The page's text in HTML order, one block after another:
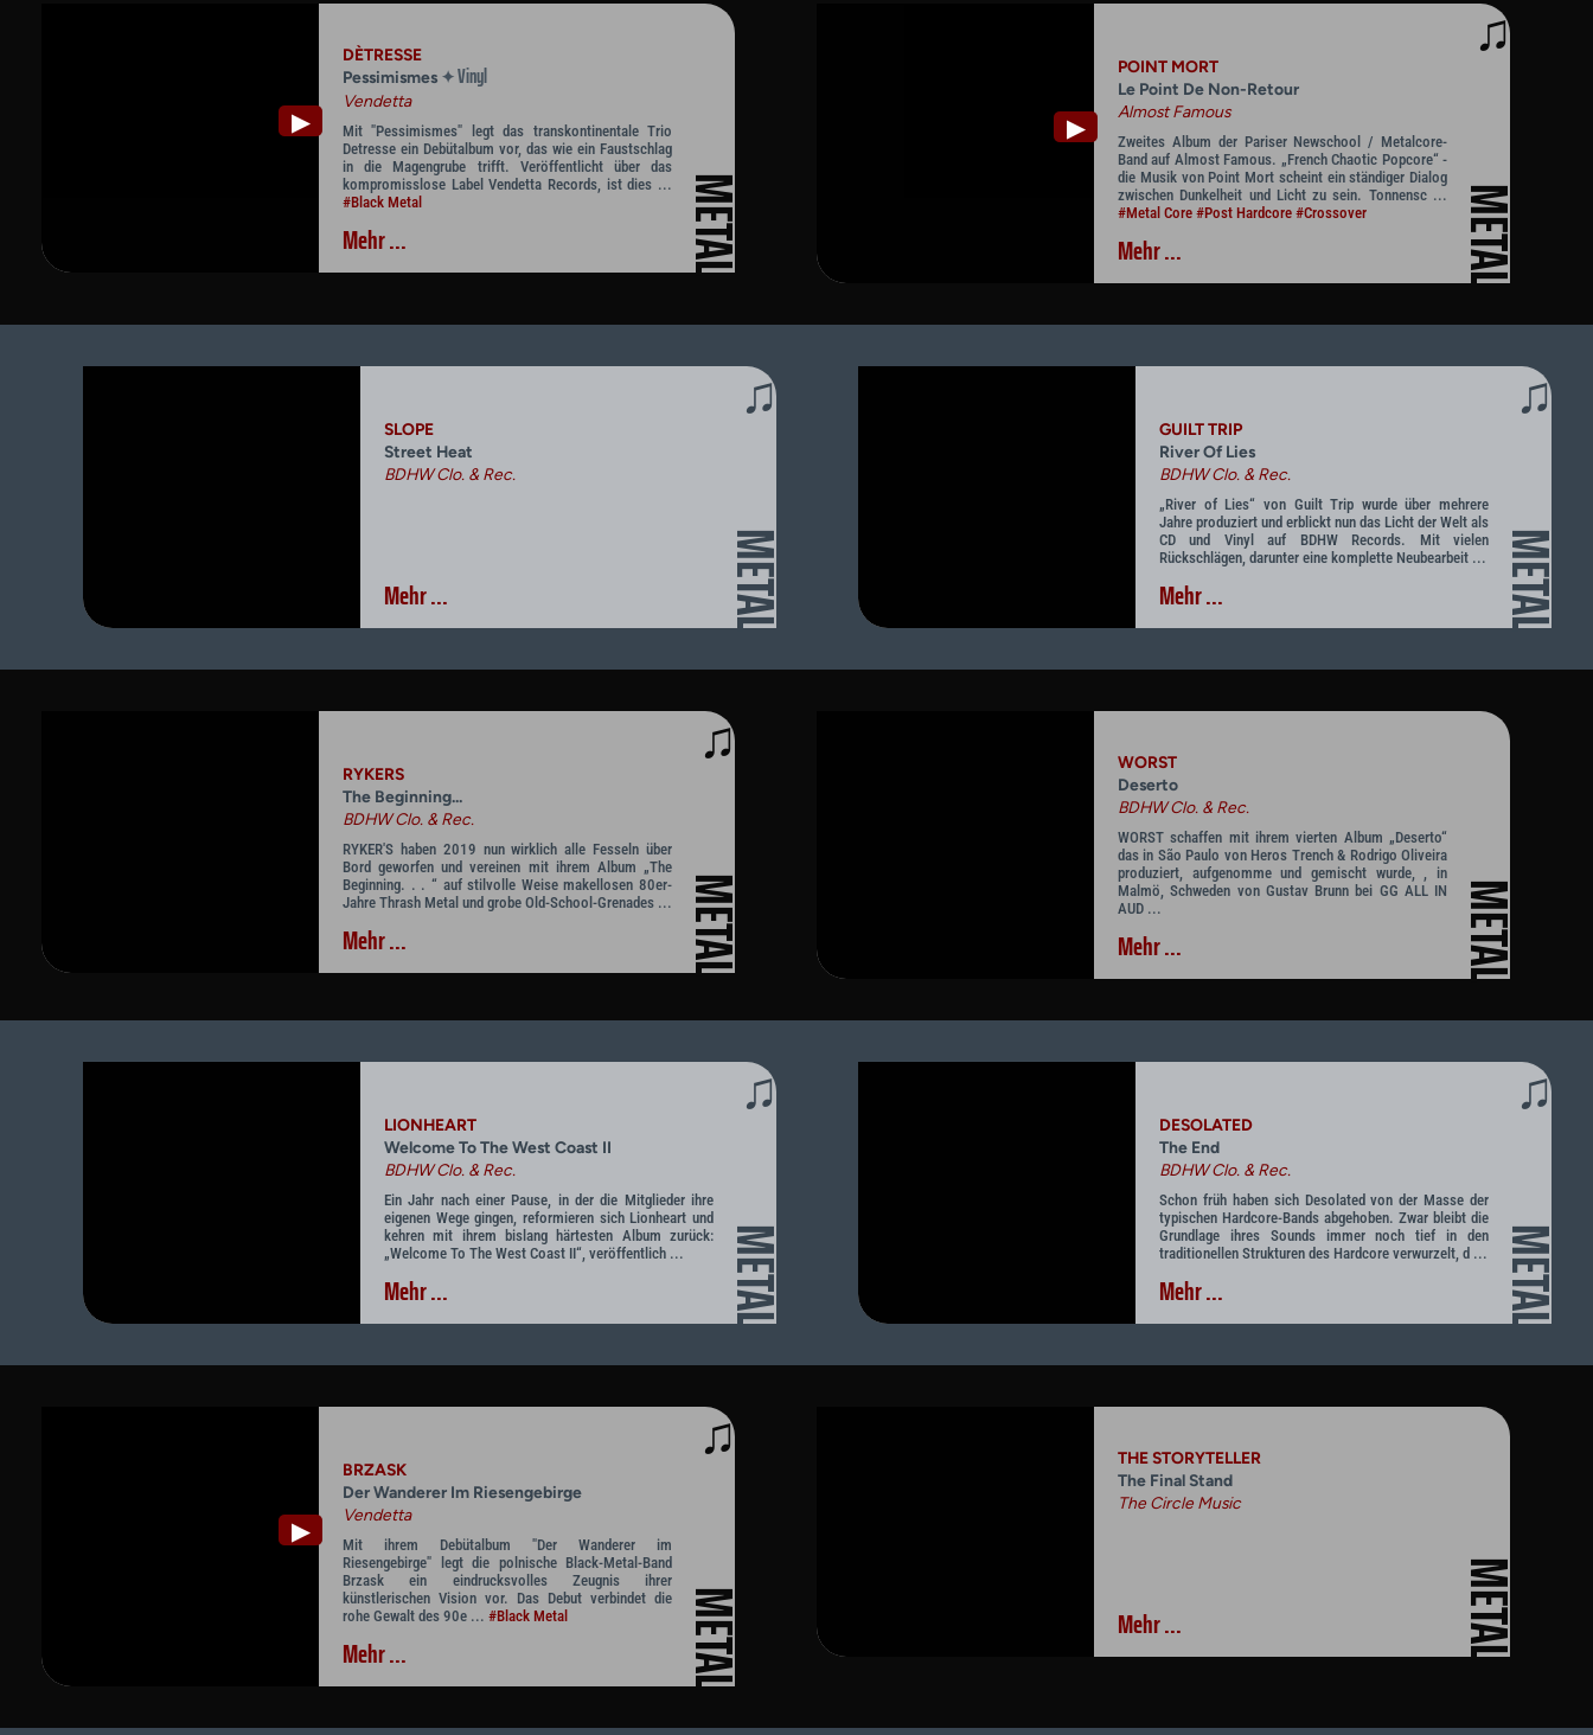
▶
METAL
DÈTRESSE
Pessimismes ✦Vinyl
Vendetta
Mit "Pessimismes" legt das transkontinentale Trio
Detresse ein Debütalbum vor, das wie ein Faustschlag
in die Magengrube trifft. Veröffentlicht über das
kompromisslose Label Vendetta Records, ist dies ...
#Black Metal
Mehr ...
▶
♫
METAL
POINT MORT
Le Point De Non-Retour
Almost Famous
Zweites Album der Pariser Newschool / Metalcore-
Band auf Almost Famous. „French Chaotic Popcore“ -
die Musik von Point Mort scheint ein ständiger Dialog
zwischen Dunkelheit und Licht zu sein. Tonnensc ...
#Metal Core #Post Hardcore #Crossover
Mehr ...
♫
METAL
SLOPE
Street Heat
BDHW Clo. & Rec.
Mehr ...
♫
METAL
GUILT TRIP
River Of Lies
BDHW Clo. & Rec.
„River of Lies“ von Guilt Trip wurde über mehrere
Jahre produziert und erblickt nun das Licht der Welt als
CD und Vinyl auf BDHW Records. Mit vielen
Rückschlägen, darunter eine komplette Neubearbeit ...
Mehr ...
♫
METAL
RYKERS
The Beginning...
BDHW Clo. & Rec.
RYKER'S haben 2019 nun wirklich alle Fesseln über
Bord geworfen und vereinen mit ihrem Album „The
Beginning. . . “ auf stilvolle Weise makellosen 80er-
Jahre Thrash Metal und grobe Old-School-Grenades ...
Mehr ... METAL
WORST
Deserto
BDHW Clo. & Rec.
WORST schaffen mit ihrem vierten Album „Deserto“
das in São Paulo von Heros Trench & Rodrigo Oliveira
produziert, aufgenomme und gemischt wurde, , in
Malmö, Schweden von Gustav Brunn bei GG ALL IN
AUD ...
Mehr ...
♫
METAL
LIONHEART
Welcome To The West Coast II
BDHW Clo. & Rec.
Ein Jahr nach einer Pause, in der die Mitglieder ihre
eigenen Wege gingen, reformieren sich Lionheart und
kehren mit ihrem bislang härtesten Album zurück:
„Welcome To The West Coast II“, veröffentlich ...
Mehr ...
♫
METAL
DESOLATED
The End
BDHW Clo. & Rec.
Schon früh haben sich Desolated von der Masse der
typischen Hardcore-Bands abgehoben. Zwar bleibt die
Grundlage ihres Sounds immer noch tief in den
traditionellen Strukturen des Hardcore verwurzelt, d ...
Mehr ...
▶
♫
METAL
BRZASK
Der Wanderer Im Riesengebirge
Vendetta
Mit ihrem Debütalbum "Der Wanderer im
Riesengebirge" legt die polnische Black-Metal-Band
Brzask ein eindrucksvolles Zeugnis ihrer
künstlerischen Vision vor. Das Debut verbindet die
rohe Gewalt des 90e ... #Black Metal
Mehr ... METAL
THE STORYTELLER
The Final Stand
The Circle Music
Mehr ...